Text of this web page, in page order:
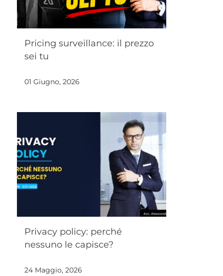
Pricing surveillance: il prezzo
sei tu
01 Giugno, 2026
Privacy policy: perché
nessuno le capisce?
24 Maggio, 2026